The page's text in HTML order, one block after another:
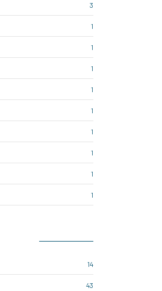
3
1
1
1
1
1
1
1
1
1
14
43